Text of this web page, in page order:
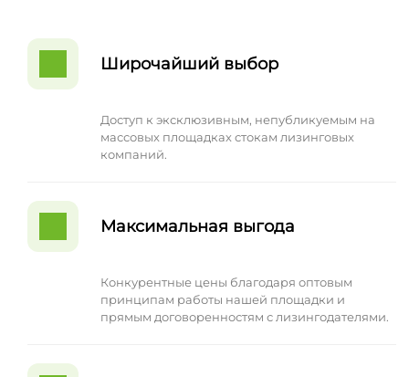
Широчайший выбор
Доступ к эксклюзивным, непубликуемым на
массовых площадках стокам лизинговых
компаний.
Максимальная выгода
Конкурентные цены благодаря оптовым
принципам работы нашей площадки и
прямым договоренностям с лизингодателями.